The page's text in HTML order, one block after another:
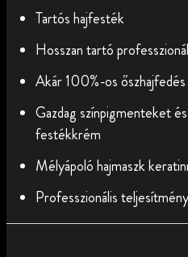
Tartós hajfesték
Hosszan tartó
Akár 100%-os őszhajfedés
Gazdag színpigmenteket
festékkrém
Mélyápoló hajmaszk
Professzionális teljesítmény